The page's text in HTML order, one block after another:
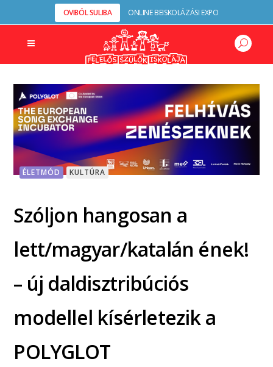
OVIBÓL SULIBA ONLINE BEISKOLÁZÁSI EXPO
ÉLETMÓD KULTÚRA
Szóljon hangosan a
lett/magyar/katalán ének!
– új daldisztribúciós
modellel kísérletezik a
POLYGLOT